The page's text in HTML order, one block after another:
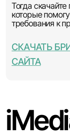
Тогда
которые
требования к
СКАЧАТЬ
САЙТА